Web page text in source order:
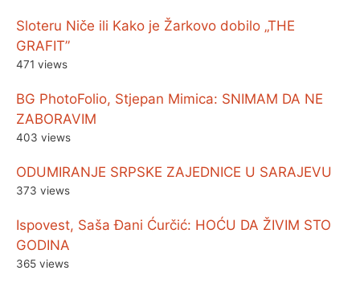
Sloteru Niče ili Kako je Žarkovo dobilo „THE
GRAFIT”
471 views
BG PhotoFolio, Stjepan Mimica: SNIMAM DA NE
ZABORAVIM
403 views
ODUMIRANJE SRPSKE ZAJEDNICE U SARAJEVU
373 views
Ispovest, Saša Đani Ćurčić: HOĆU DA ŽIVIM STO
GODINA
365 views